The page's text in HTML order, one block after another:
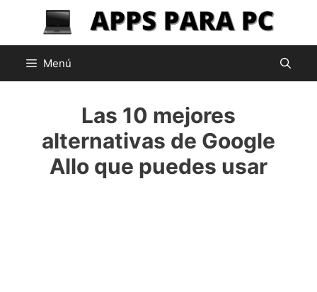
contenido
Menú
Las 10 mejores
alternativas de Google
Allo que puedes usar